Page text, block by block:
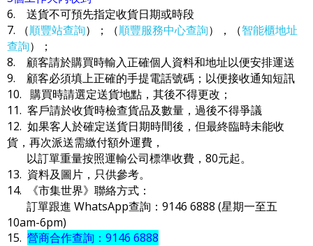
6. 送貨不可預先指定收貨日期或時段
7. （順豐站查詢）；（順豐服務中心查詢），（智能櫃地址
查詢）；
8. 顧客請於購買時輸入正確個人資料和地址以便安排運送
9. 顧客必須填上正確的手提電話號碼；以便接收通知短訊
10. 購買時請選定送貨地點，其後不得更改；
11. 客戶請於收貨時檢查貨品及數量，過後不得爭議
12. 如果客人於確定送貨日期時間後，但最終臨時未能收
貨，再次派送需繳付額外運費，
以訂單重量按照運輸公司標準收費，80元起。
13. 資料及圖片，只供參考。
14. 《市集世界》聯絡方式：
訂單跟進 WhatsApp查詢：9146 6888 (星期一至五
10am-6pm)
15. 營商合作查詢：9146 6888